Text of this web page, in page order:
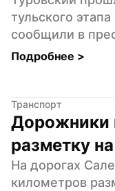
тульского
сообщили в
Подробнее >
Транспорт
Дорожники
разметку
На дорогах
километров